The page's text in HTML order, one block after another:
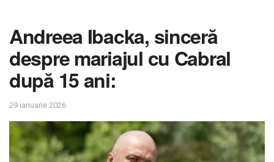
Andreea Ibacka, sinceră
despre mariajul cu Cabral
după 15 ani:
29 ianuarie 2026